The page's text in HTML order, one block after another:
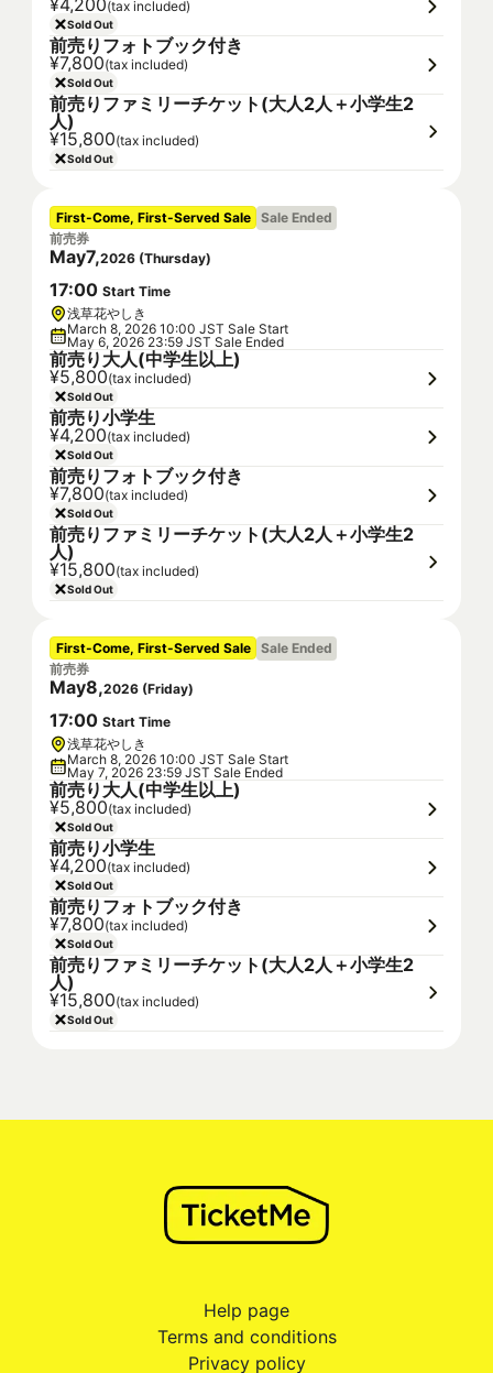
¥4,200(tax included)
Sold Out
前売りフォトブック付き
¥7,800(tax included)
Sold Out
前売りファミリーチケット(大人2人＋小学生2
人)
¥15,800(tax included)
Sold Out
First-Come, First-Served Sale Sale Ended
前売券
May7,2026 (Thursday)
17:00 Start Time
浅草花やしき
March 8, 2026 10:00 JST Sale Start
May 6, 2026 23:59 JST Sale Ended
前売り大人(中学生以上)
¥5,800(tax included)
Sold Out
前売り小学生
¥4,200(tax included)
Sold Out
前売りフォトブック付き
¥7,800(tax included)
Sold Out
前売りファミリーチケット(大人2人＋小学生2
人)
¥15,800(tax included)
Sold Out
First-Come, First-Served Sale Sale Ended
前売券
May8,2026 (Friday)
17:00 Start Time
浅草花やしき
March 8, 2026 10:00 JST Sale Start
May 7, 2026 23:59 JST Sale Ended
前売り大人(中学生以上)
¥5,800(tax included)
Sold Out
前売り小学生
¥4,200(tax included)
Sold Out
前売りフォトブック付き
¥7,800(tax included)
Sold Out
前売りファミリーチケット(大人2人＋小学生2
人)
¥15,800(tax included)
Sold Out
Help page
Terms and conditions
Privacy policy